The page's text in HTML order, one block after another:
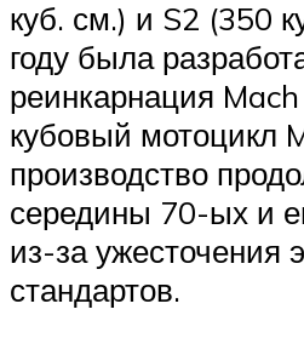
куб. см.) и S2 (350
году была
реинкарнация
кубовый мотоцикл
производство
середины 70-ых и
из-за ужесточения
стандартов.